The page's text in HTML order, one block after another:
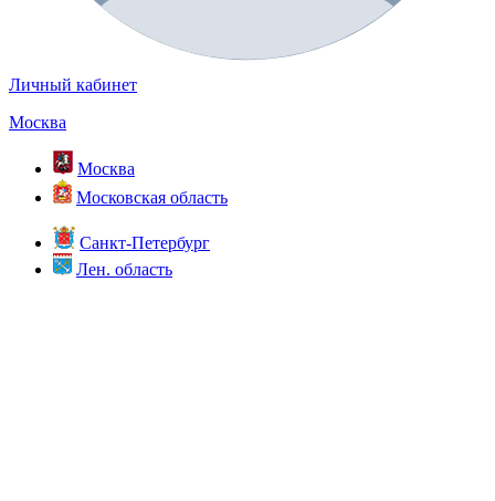
Личный кабинет
Москва
Москва
Московская область
Санкт-Петербург
Лен. область